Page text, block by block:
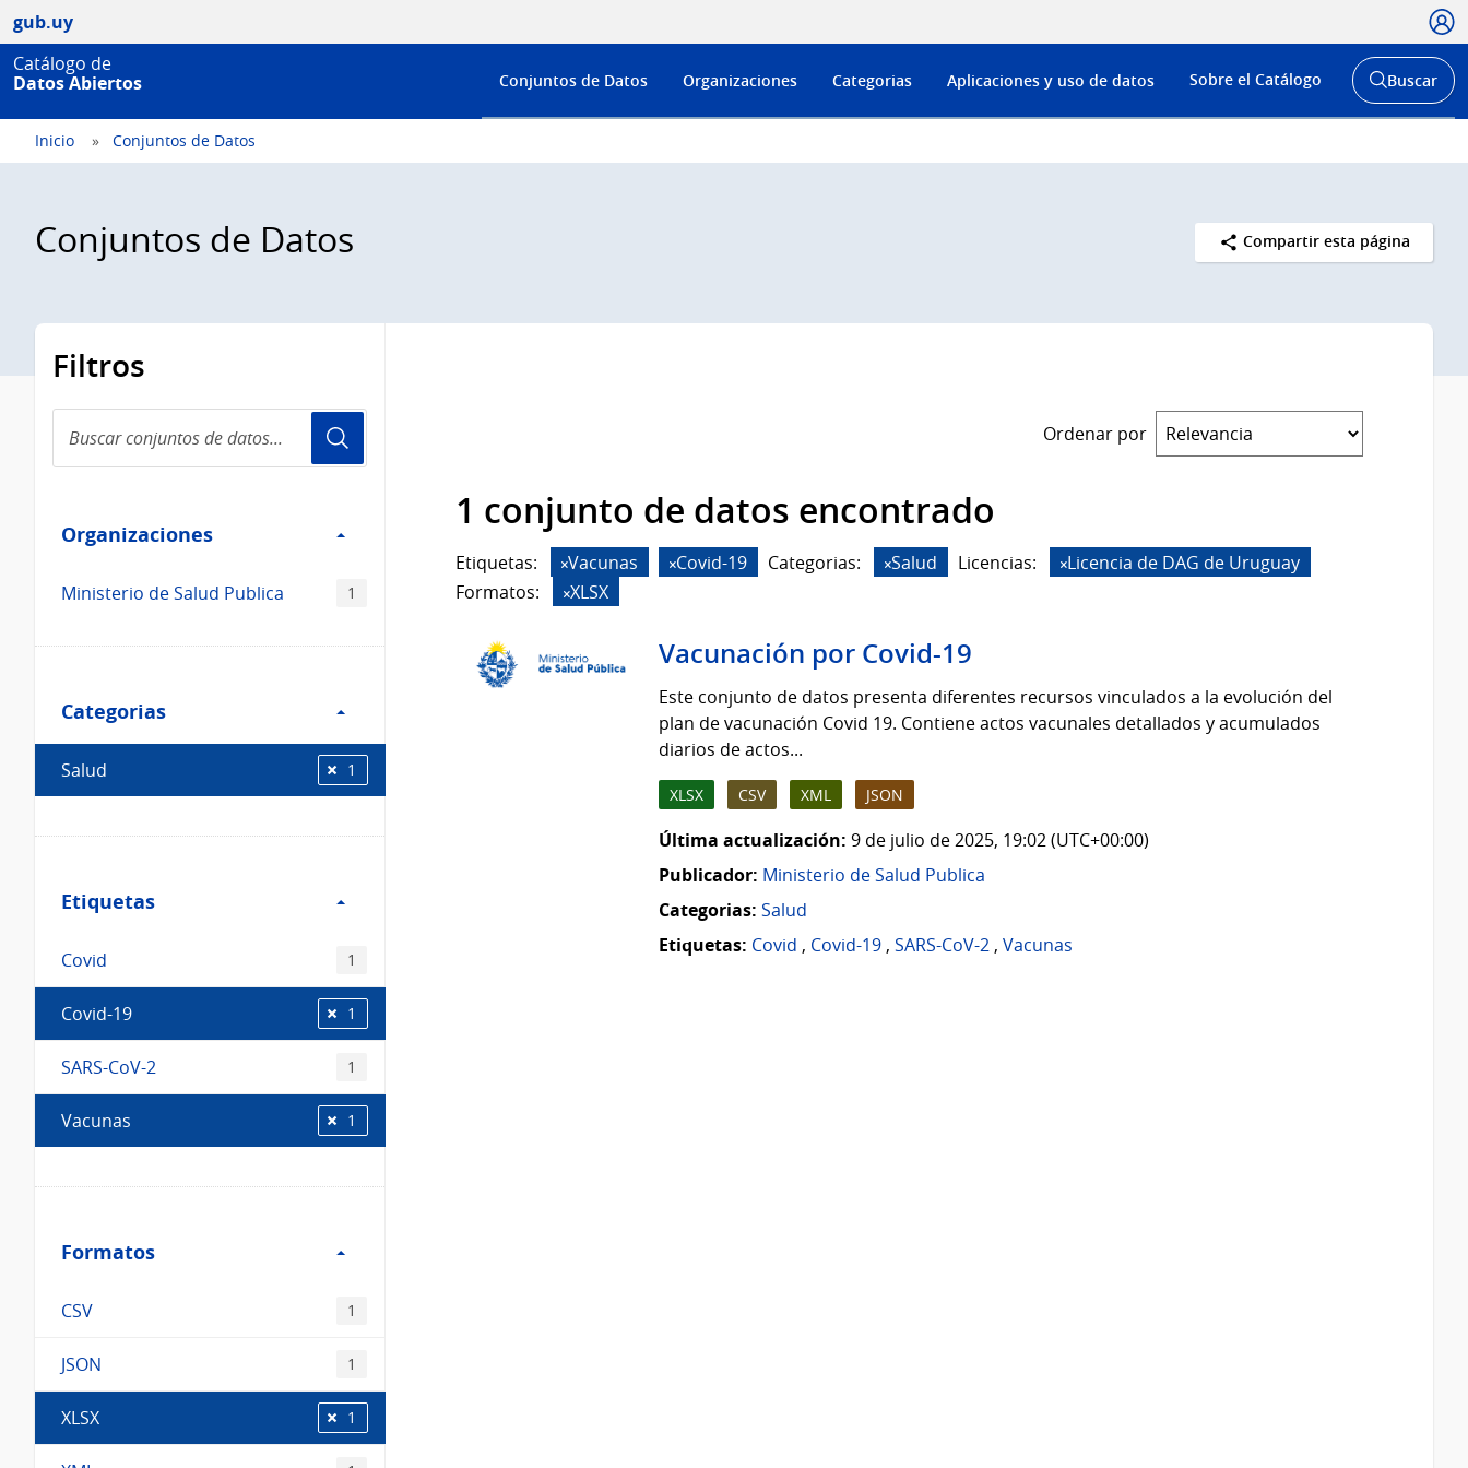
gub.uy
Catálogo de
Datos Abiertos
Menú
de
Conjuntos de Datos Organizaciones Categorias Aplicaciones y uso de datos Sobre el Catálogo
Abrir
buscador
Buscar
Inicio Conjuntos de Datos
Conjuntos de Datos Compartir esta página
Filtros
conjuntos
de
Organizaciones
Organizaciones
Ministerio de Salud Publica 1
Categorias
Categorias
Salud 1
Etiquetas
Etiquetas
Covid 1
Covid-19 1
SARS-CoV-2 1
Vacunas 1
Formatos
Formatos
CSV 1
JSON 1
XLSX 1
Ordenar por
1 conjunto de datos encontrado
Etiquetas: Vacunas Covid-19 Categorias: Salud Licencias:
Licencia de DAG de Uruguay
Formatos:
XLSX
Vacunación por Covid-19
Este conjunto de datos presenta diferentes recursos vinculados a la evolución del
plan de vacunación Covid 19. Contiene actos vacunales detallados y acumulados
diarios de actos...
XLSX CSV XML JSON
Última actualización: 9 de julio de 2025, 19:02 (UTC+00:00)
Publicador: Ministerio de Salud Publica
Categorias: Salud
Etiquetas: Covid , Covid-19, SARS-CoV-2, Vacunas